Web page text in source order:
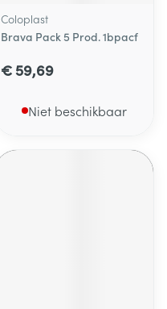
Coloplast
Brava Pack 5 Prod. 1bpacf
€ 59,69
Niet beschikbaar